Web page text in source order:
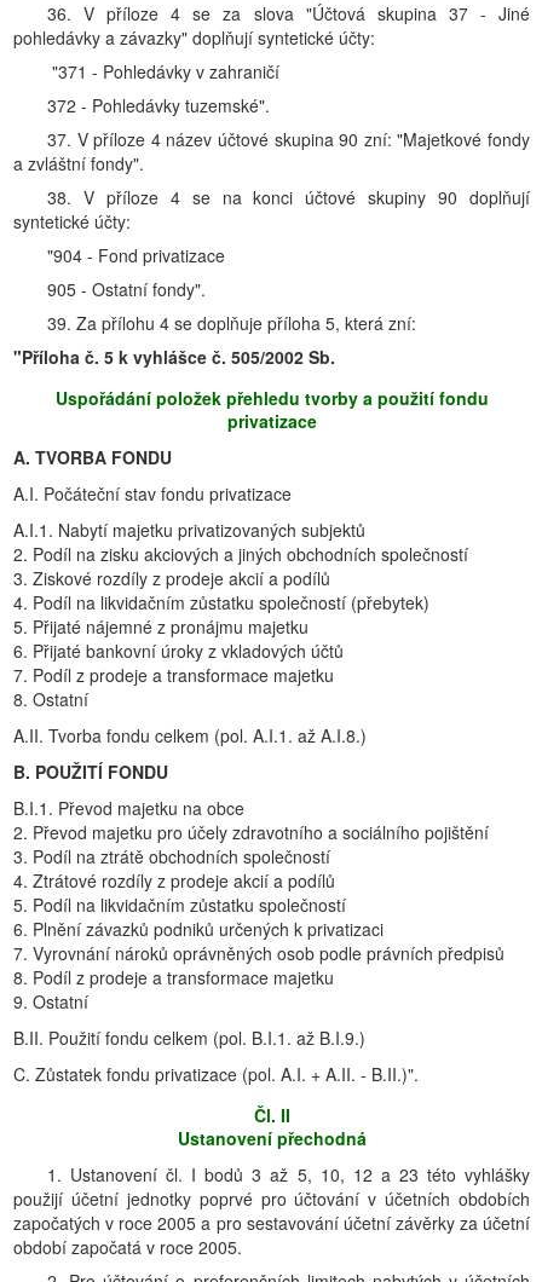
36. V příloze 4 se za slova "Účtová skupina 37 - Jiné
pohledávky a závazky" doplňují syntetické účty:
"371 - Pohledávky v zahraničí
372 - Pohledávky tuzemské".
37. V příloze 4 název účtové skupina 90 zní: "Majetkové fondy
a zvláštní fondy".
38. V příloze 4 se na konci účtové skupiny 90 doplňují
syntetické účty:
"904 - Fond privatizace
905 - Ostatní fondy".
39. Za přílohu 4 se doplňuje příloha 5, která zní:
"Příloha č. 5 k vyhlášce č. 505/2002 Sb.
Uspořádání položek přehledu tvorby a použití fondu
privatizace
A. TVORBA FONDU
A.I. Počáteční stav fondu privatizace
A.I.1. Nabytí majetku privatizovaných subjektů
2. Podíl na zisku akciových a jiných obchodních společností
3. Ziskové rozdíly z prodeje akcií a podílů
4. Podíl na likvidačním zůstatku společností (přebytek)
5. Přijaté nájemné z pronájmu majetku
6. Přijaté bankovní úroky z vkladových účtů
7. Podíl z prodeje a transformace majetku
8. Ostatní
A.II. Tvorba fondu celkem (pol. A.I.1. až A.I.8.)
B. POUŽITĺ FONDU
B.I.1. Převod majetku na obce
2. Převod majetku pro účely zdravotního a sociálního pojištění
3. Podíl na ztrátě obchodních společností
4. Ztrátové rozdíly z prodeje akcií a podílů
5. Podíl na likvidačním zůstatku společností
6. Plnění závazků podniků určených k privatizaci
7. Vyrovnání nároků oprávněných osob podle právních předpisů
8. Podíl z prodeje a transformace majetku
9. Ostatní
B.II. Použití fondu celkem (pol. B.I.1. až B.I.9.)
C. Zůstatek fondu privatizace (pol. A.I. + A.II. - B.II.)".
Čl. II
Ustanovení přechodná
1. Ustanovení čl. I bodů 3 až 5, 10, 12 a 23 této vyhlášky
použijí účetní jednotky poprvé pro účtování v účetních obdobích
započatých v roce 2005 a pro sestavování účetní závěrky za účetní
období započatá v roce 2005.